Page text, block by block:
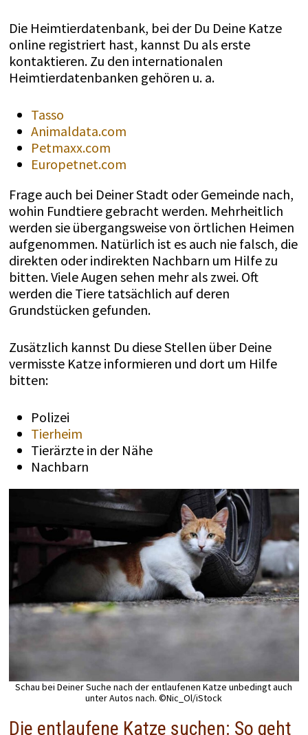
Die Heimtierdatenbank, bei der Du Deine Katze
online registriert hast, kannst Du als erste
kontaktieren. Zu den internationalen
Heimtierdatenbanken gehören u. a.
Tasso
Animaldata.com
Petmaxx.com
Europetnet.com
Frage auch bei Deiner Stadt oder Gemeinde nach,
wohin Fundtiere gebracht werden. Mehrheitlich
werden sie übergangsweise von örtlichen Heimen
aufgenommen. Natürlich ist es auch nie falsch, die
direkten oder indirekten Nachbarn um Hilfe zu
bitten. Viele Augen sehen mehr als zwei. Oft
werden die Tiere tatsächlich auf deren
Grundstücken gefunden.
Zusätzlich kannst Du diese Stellen über Deine
vermisste Katze informieren und dort um Hilfe
bitten:
Polizei
Tierheim
Tierärzte in der Nähe
Nachbarn
Schau bei Deiner Suche nach der entlaufenen Katze unbedingt auch
unter Autos nach. ©Nic_Ol/iStock
Die entlaufene Katze suchen: So geht